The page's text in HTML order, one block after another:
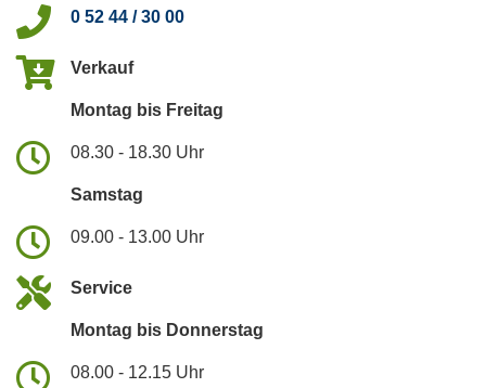
0 52 44 / 30 00
Verkauf
Montag bis Freitag
08.30 - 18.30 Uhr
Samstag
09.00 - 13.00 Uhr
Service
Montag bis Donnerstag
08.00 - 12.15 Uhr